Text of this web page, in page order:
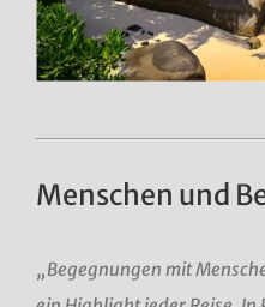
Menschen und
„Begegnungen mit